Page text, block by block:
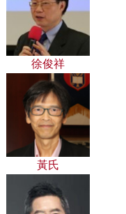
徐俊祥
黃氏